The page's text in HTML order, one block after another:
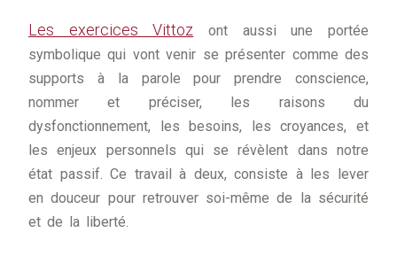
Les exercices Vittoz ont aussi une portée
symbolique qui vont venir se présenter comme des
supports à la parole pour prendre conscience,
nommer et préciser, les raisons du
dysfonctionnement, les besoins, les croyances, et
les enjeux personnels qui se révèlent dans notre
état passif. Ce travail à deux, consiste à les lever
en douceur pour retrouver soi-même de la sécurité
et de la liberté.